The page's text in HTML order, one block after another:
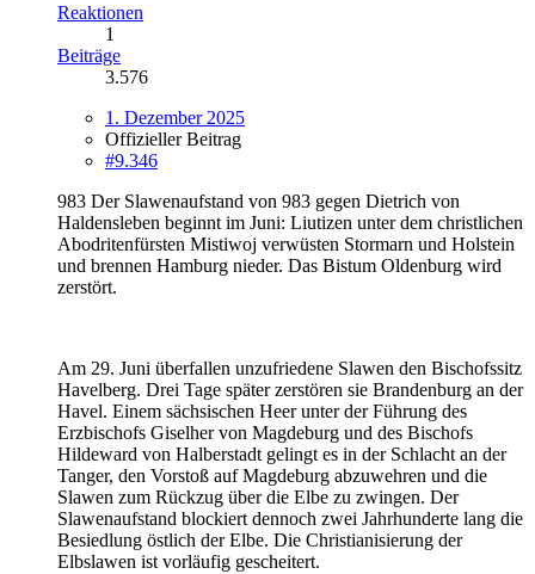
Reaktionen
1
Beiträge
3.576
1. Dezember 2025
Offizieller Beitrag
#9.346
983 Der Slawenaufstand von 983 gegen Dietrich von
Haldensleben beginnt im Juni: Liutizen unter dem christlichen
Abodritenfürsten Mistiwoj verwüsten Stormarn und Holstein
und brennen Hamburg nieder. Das Bistum Oldenburg wird
zerstört.
Am 29. Juni überfallen unzufriedene Slawen den Bischofssitz
Havelberg. Drei Tage später zerstören sie Brandenburg an der
Havel. Einem sächsischen Heer unter der Führung des
Erzbischofs Giselher von Magdeburg und des Bischofs
Hildeward von Halberstadt gelingt es in der Schlacht an der
Tanger, den Vorstoß auf Magdeburg abzuwehren und die
Slawen zum Rückzug über die Elbe zu zwingen. Der
Slawenaufstand blockiert dennoch zwei Jahrhunderte lang die
Besiedlung östlich der Elbe. Die Christianisierung der
Elbslawen ist vorläufig gescheitert.